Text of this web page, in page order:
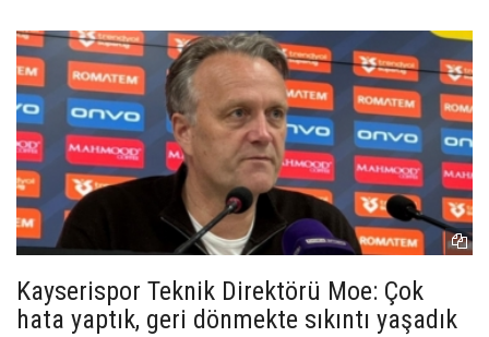
Kayserispor Teknik Direktörü Moe: Çok
hata yaptık, geri dönmekte sıkıntı yaşadık